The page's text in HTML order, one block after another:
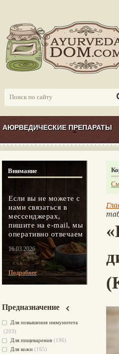
АЮРВЕДИЧЕСКИЕ ПРЕПАРАТЫ
Внимание
Если вы не можете с
нами связаться в
мессенджерах,
пишите на e-mail, мы
оперативно отвечаем
16.03.2026
Подробнее
Предназначение
Для повышения иммунитета
(203)
Для пищеварения (196)
Для кожи (165)